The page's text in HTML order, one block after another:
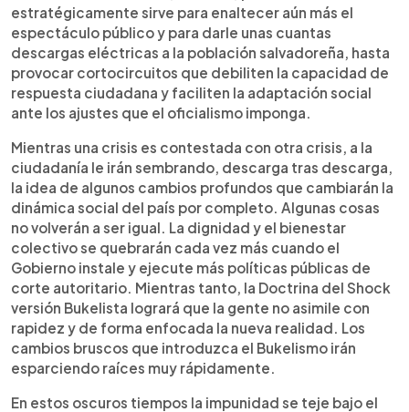
estratégicamente sirve para enaltecer aún más el
espectáculo público y para darle unas cuantas
descargas eléctricas a la población salvadoreña, hasta
provocar cortocircuitos que debiliten la capacidad de
respuesta ciudadana y faciliten la adaptación social
ante los ajustes que el oficialismo imponga.
Mientras una crisis es contestada con otra crisis, a la
ciudadanía le irán sembrando, descarga tras descarga,
la idea de algunos cambios profundos que cambiarán la
dinámica social del país por completo. Algunas cosas
no volverán a ser igual. La dignidad y el bienestar
colectivo se quebrarán cada vez más cuando el
Gobierno instale y ejecute más políticas públicas de
corte autoritario. Mientras tanto, la Doctrina del Shock
versión Bukelista logrará que la gente no asimile con
rapidez y de forma enfocada la nueva realidad. Los
cambios bruscos que introduzca el Bukelismo irán
esparciendo raíces muy rápidamente.
En estos oscuros tiempos la impunidad se teje bajo el